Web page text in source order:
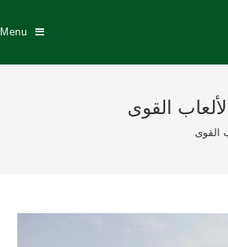
Menu
القوى
القوى